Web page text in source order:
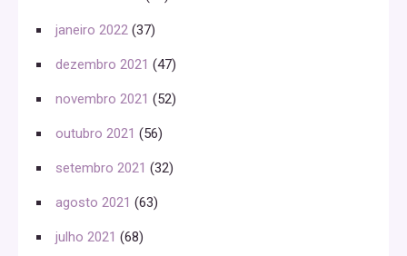
janeiro 2022 (37)
dezembro 2021 (47)
novembro 2021 (52)
outubro 2021 (56)
setembro 2021 (32)
agosto 2021 (63)
julho 2021 (68)